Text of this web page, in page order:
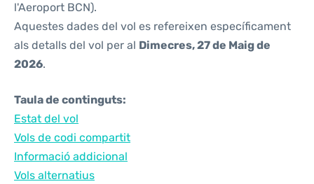
l'Aeroport BCN).
Aquestes dades del vol es refereixen específicament
als detalls del vol per al Dimecres, 27 de Maig de
2026.
Taula de continguts:
Estat del vol
Vols de codi compartit
Informació addicional
Vols alternatius